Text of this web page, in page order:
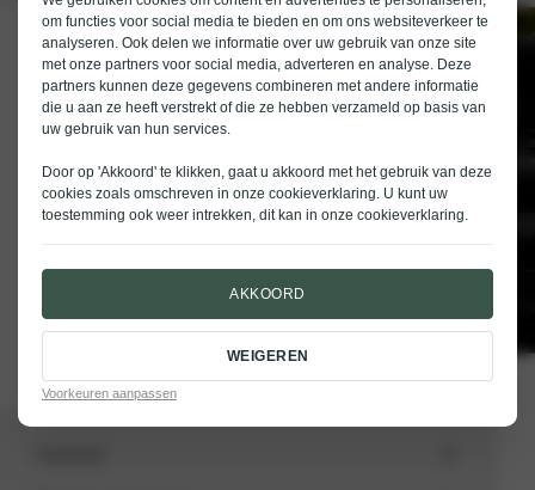
om functies voor social media te bieden en om ons websiteverkeer te
analyseren. Ook delen we informatie over uw gebruik van onze site
met onze partners voor social media, adverteren en analyse. Deze
partners kunnen deze gegevens combineren met andere informatie
die u aan ze heeft verstrekt of die ze hebben verzameld op basis van
uw gebruik van hun services.
Door op 'Akkoord' te klikken, gaat u akkoord met het gebruik van deze
cookies zoals omschreven in onze cookieverklaring. U kunt uw
toestemming ook weer intrekken, dit kan in onze cookieverklaring.
AKKOORD
WEIGEREN
Voorkeuren aanpassen
Schrijf je in voor de nieuwsbrief van
Nieuwenhuijse
E-mailadres
VERSTUREN